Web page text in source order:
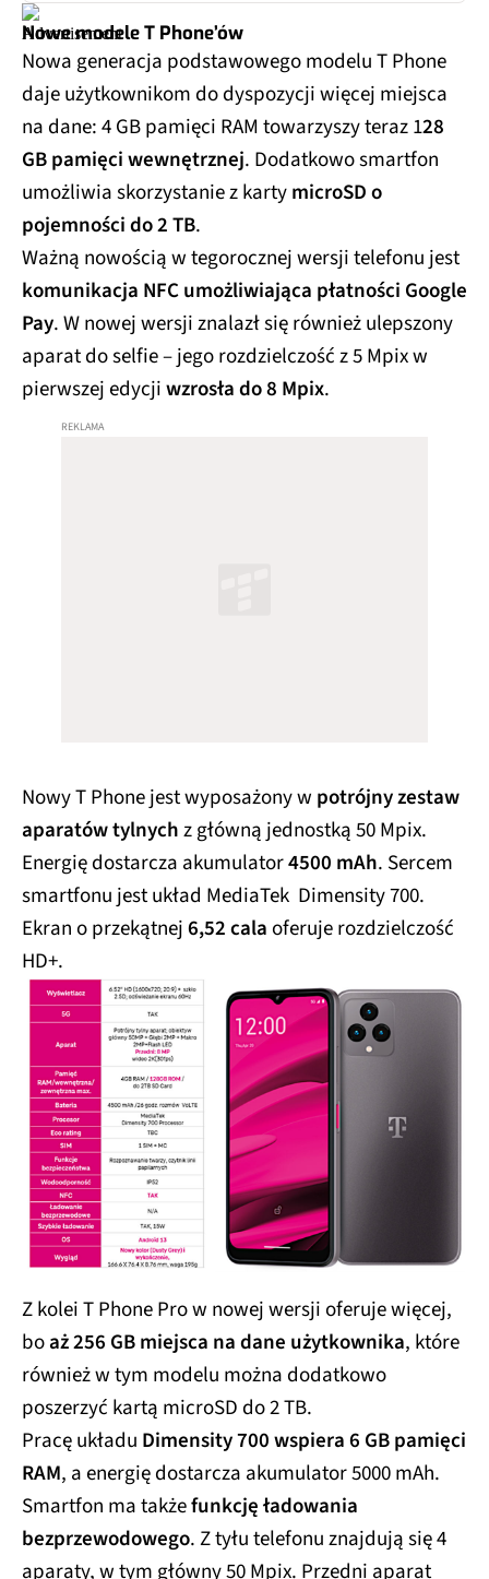
Nowe modele T Phone’ów
Nowa generacja podstawowego modelu T Phone
daje użytkownikom do dyspozycji więcej miejsca
na dane: 4 GB pamięci RAM towarzyszy teraz 128
GB pamięci wewnętrznej. Dodatkowo smartfon
umożliwia skorzystanie z kartymicroSD o
pojemności do 2 TB.
Ważną nowością w tegorocznej wersji telefonu jest
komunikacja NFC umożliwiająca płatności Google
Pay. W nowej wersji znalazł się również ulepszony
aparat do selfie – jego rozdzielczość z 5 Mpix w
pierwszej edycjiwzrosła do 8 Mpix.
Nowy T Phone jest wyposażony w potrójny zestaw
aparatów tylnychz główną jednostką 50 Mpix.
Energię dostarcza akumulator4500 mAh. Sercem
smartfonu jest układ MediaTek Dimensity 700.
Ekran o przekątnej6,52 calaoferuje rozdzielczość
HD+.
Z kolei T Phone Pro w nowej wersji oferuje więcej,
boaż 256 GB miejsca na dane użytkownika, które
również w tym modelu można dodatkowo
poszerzyć kartą microSD do 2 TB.
Pracę układu Dimensity 700 wspiera 6 GB pamięci
RAM, a energię dostarcza akumulator 5000 mAh.
Smartfon ma takżefunkcję ładowania
bezprzewodowego. Z tyłu telefonu znajdują się 4
aparaty, w tym główny 50 Mpix. Przedni aparat